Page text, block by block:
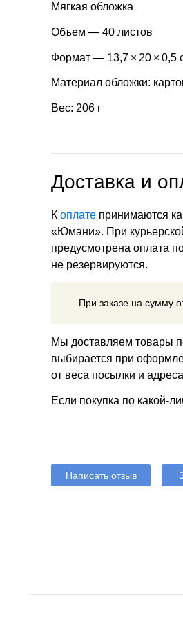
Мягкая обложка
Объем — 40 листов
Формат — 13,7 × 20 × 0,5
Материал обложки:
Вес: 206 г
Доставка и
К оплате принимаются
«Юмани». При
предусмотрена оплата
не резервируются.
При заказе на сумму
Мы доставляем товары
выбирается при
от веса посылки и
Если покупка по какой-
Написать отзыв